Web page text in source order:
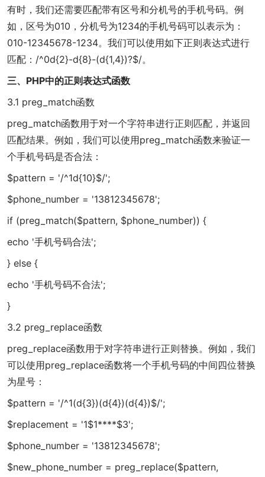
有时，我们还需要匹配带有区号和分机号的手机号码。例
如，区号为010，分机号为1234的手机号码可以表示为：
010-12345678-1234。我们可以使用如下正则表达式进行
匹配：/^0d{2}-d{8}-(d{1,4})?$/。
三、PHP中的正则表达式函数
3.1 preg_match函数
preg_match函数用于对一个字符串进行正则匹配，并返回
匹配结果。例如，我们可以使用preg_match函数来验证一
个手机号码是否合法：
$pattern = '/^1d{10}$/';
$phone_number = '13812345678';
if (preg_match($pattern, $phone_number)) {
echo '手机号码合法';
} else {
echo '手机号码不合法';
}
3.2 preg_replace函数
preg_replace函数用于对字符串进行正则替换。例如，我们
可以使用preg_replace函数将一个手机号码的中间四位替换
为星号：
$pattern = '/^1(d{3})(d{4})(d{4})$/';
$replacement = '1$1****$3';
$phone_number = '13812345678';
$new_phone_number = preg_replace($pattern,